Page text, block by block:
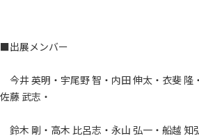
■出展メンバー
今井 英明・宇尾野 智・内田 伸太・衣斐 隆
佐藤 武志・
鈴木 剛・高木 比呂志・永山 弘一・船越 知